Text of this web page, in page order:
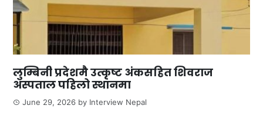
लुम्बिनी प्रदेशमै उत्कृष्ट अंकसहित शिवराज
अस्पताल पहिलो स्थानमा
June 29, 2026 by Interview Nepal